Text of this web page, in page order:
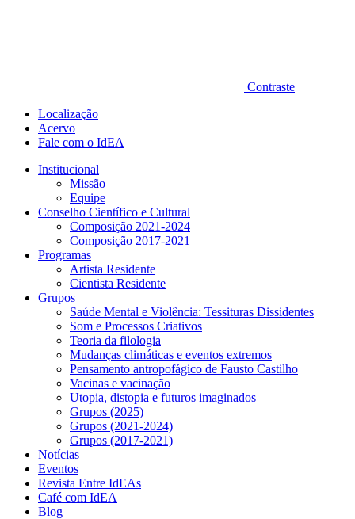
Contraste
Localização
Acervo
Fale com o IdEA
Institucional
Missão
Equipe
Conselho Científico e Cultural
Composição 2021-2024
Composição 2017-2021
Programas
Artista Residente
Cientista Residente
Grupos
Saúde Mental e Violência: Tessituras Dissidentes
Som e Processos Criativos
Teoria da filologia
Mudanças climáticas e eventos extremos
Pensamento antropofágico de Fausto Castilho
Vacinas e vacinação
Utopia, distopia e futuros imaginados
Grupos (2025)
Grupos (2021-2024)
Grupos (2017-2021)
Notícias
Eventos
Revista Entre IdEAs
Café com IdEA
Blog